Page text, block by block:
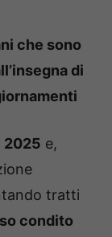
che sono
di
2025 e,
tratti
condito